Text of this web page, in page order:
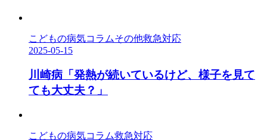
こどもの病気コラムその他救急対応
2025-05-15
川崎病「発熱が続いているけど、様子を見て
ても大丈夫？」
こどもの病気コラム救急対応